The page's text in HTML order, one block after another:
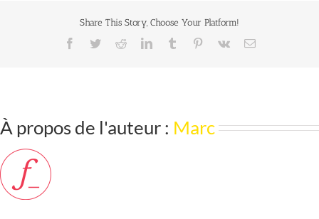
Share This Story, Choose Your Platform!
À propos de l'auteur : Marc